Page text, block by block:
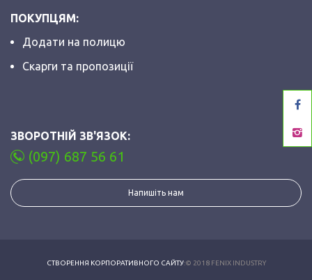
ПОКУПЦЯМ:
Додати на полицю
Скарги та пропозиції
ЗВОРОТНІЙ ЗВ'ЯЗОК:
(097) 687 56 61
Напишіть нам
СТВОРЕННЯ КОРПОРАТИВНОГО САЙТУ:© 2018 FENIX INDUSTRY